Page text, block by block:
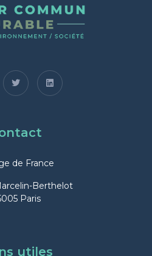
de France
Berthelot
Paris
utiles